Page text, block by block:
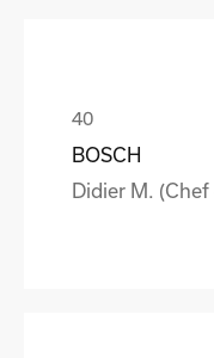
BOSCH
Didier M. (Chef